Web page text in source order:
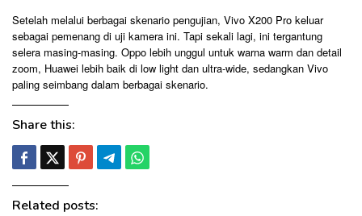
Setelah melalui berbagai skenario pengujian, Vivo X200 Pro keluar
sebagai pemenang di uji kamera ini. Tapi sekali lagi, ini tergantung
selera masing-masing. Oppo lebih unggul untuk warna warm dan detail
zoom, Huawei lebih baik di low light dan ultra-wide, sedangkan Vivo
paling seimbang dalam berbagai skenario.
Share this:
Related posts: